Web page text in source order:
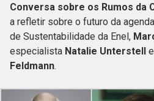
Conversa sobre os Rumos da
a refletir sobre o futuro da
de Sustentabilidade da Enel,
especialista Natalie Unterstell
Feldmann.